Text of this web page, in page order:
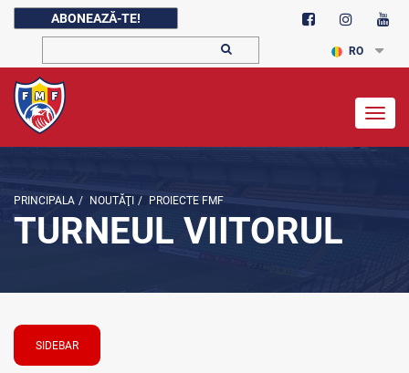
ABONEAZĂ-TE!
RO
PRINCIPALA / NOUTĂŢI / PROIECTE FMF
TURNEUL VIITORUL
SIDEBAR